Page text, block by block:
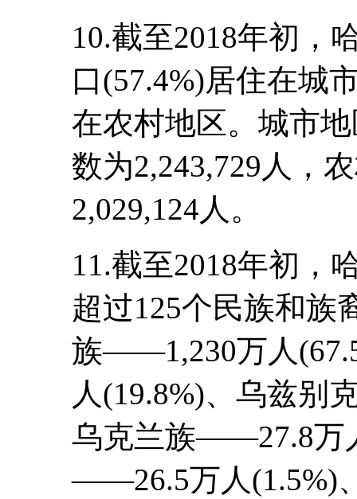
10.截至2018年初，
口(57.4%)居住在城
在农村地区。城市
数为2,243,729人，
2,029,124人。
11.截至2018年初，
超过125个民族和族
族――1,230万人
人(19.8%)、乌兹别
乌克兰族――27.8万
――26.5万人(1.5%)